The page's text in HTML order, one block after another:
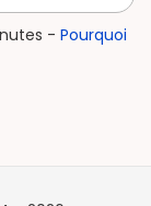
- Pourquoi